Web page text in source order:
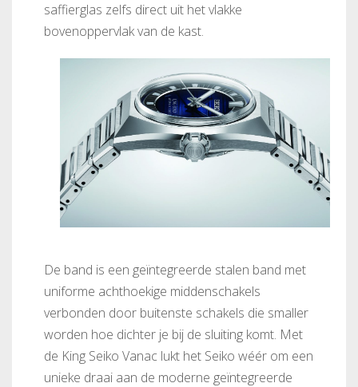
saffierglas zelfs direct uit het vlakke
bovenoppervlak van de kast.
De band is een geïntegreerde stalen band met
uniforme achthoekige middenschakels
verbonden door buitenste schakels die smaller
worden hoe dichter je bij de sluiting komt. Met
de King Seiko Vanac lukt het Seiko wéér om een
unieke draai aan de moderne geïntegreerde